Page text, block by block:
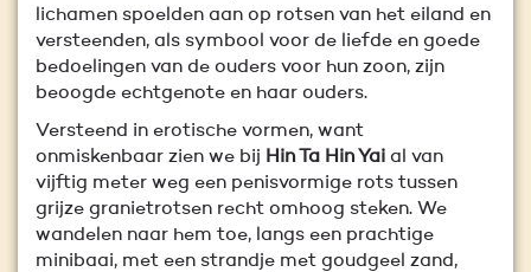
lichamen spoelden aan op rotsen van het eiland en
versteenden, als symbool voor de liefde en goede
bedoelingen van de ouders voor hun zoon, zijn
beoogde echtgenote en haar ouders.
Versteend in erotische vormen, want
onmiskenbaar zien we bij Hin Ta Hin Yai al van
vijftig meter weg een penisvormige rots tussen
grijze granietrotsen recht omhoog steken. We
wandelen naar hem toe, langs een prachtige
minibaai, met een strandje met goudgeel zand,